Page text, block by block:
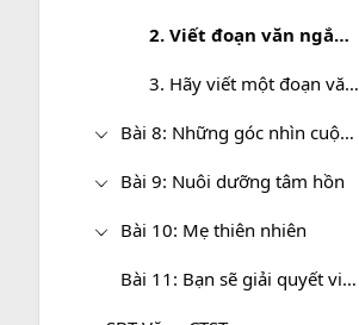
2. Viết đoạn văn ngắn (7-10 câu) giới thiệu về bài thơ “Con là” - Y Phương
3. Hãy viết một đoạn văn nêu cảm nhận của em về tình cảm gia đình trong bài thơ Con là…
Bài 8: Những góc nhìn cuộc sống
Bài 9: Nuôi dưỡng tâm hồn
Bài 10: Mẹ thiên nhiên
Bài 11: Bạn sẽ giải quyết việc này như thế nào?